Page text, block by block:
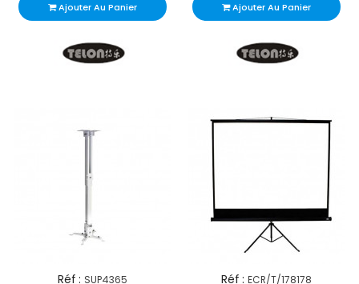
Ajouter Au Panier Ajouter Au Panier
Réf : SUP4365 Réf : ECR/T/178178